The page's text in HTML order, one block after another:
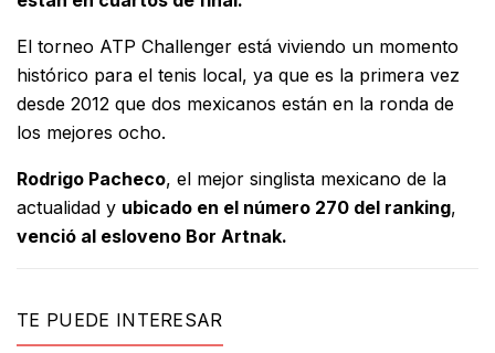
El torneo ATP Challenger está viviendo un momento
histórico para el tenis local, ya que es la primera vez
desde 2012 que dos mexicanos están en la ronda de
los mejores ocho.
Rodrigo Pacheco, el mejor singlista mexicano de la
actualidad y ubicado en el número 270 del ranking,
venció al esloveno Bor Artnak.
TE PUEDE INTERESAR